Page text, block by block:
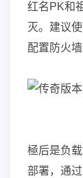
红名PK和
灭。建议
配置防火
極后是负
部署，通